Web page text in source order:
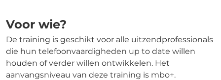
Voor wie?
De training is geschikt voor alle uitzendprofessionals
die hun telefoonvaardigheden up to date willen
houden of verder willen ontwikkelen. Het
aanvangsniveau van deze training is mbo+.